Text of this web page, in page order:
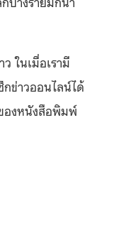
ในเมื่อเรามี
ข่าวออนไลน์ได้
องหนังสือพิมพ์